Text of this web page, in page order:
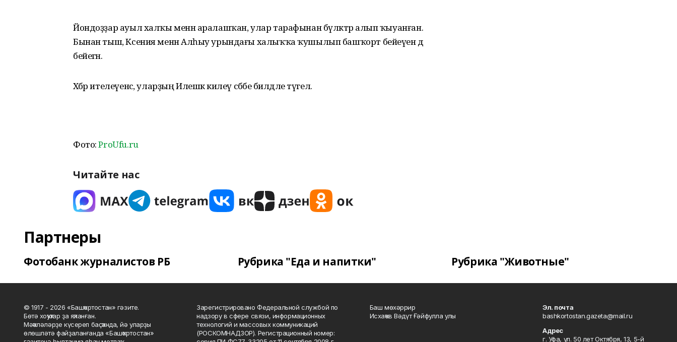
Йондоҙҙар ауыл халҡы менән аралашҡан, улар тарафынан бүләктәр алып ҡыуанған.
Бынан тыш, Ксения менән Алһыу урындағы халыҡҡа ҡушылып башҡорт бейеүен дә
бейегән.
Хәбәр ителеүенсә, уларҙың Илешкә килеү сәбәбе билдәле түгел.
Фото:ProUfu.ru
Читайте нас
Партнеры
Фотобанк журналистов РБ Рубрика "Еда и напитки" Рубрика "Животные"
© 1917 - 2026 «Башҡортостан» гәзите.
Бөтә хоҡуҡтар ҙа яҡланған.
Мәҡәләләрҙе күсереп баҫҡанда, йә уларҙы
өлөшләтә файҙаланғанда «Башҡортостан»
Зарегистрировано Федеральной службой по
надзору в сфере связи, информационных
технологий и массовых коммуникаций
(РОСКОМНАДЗОР). Регистрационный номер:
Баш мөхәррир
Исхаҡов Вәдүт Ғәйфулла улы
Эл. почта
bashkortostan.gazeta@mail.ru
Адрес
г. Уфа, ул. 50 лет Октября, 13, 5-й